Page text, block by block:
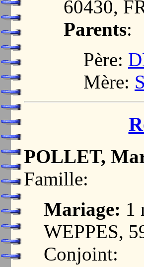
60430,
Parents:
Père:
Mère:
POLLET,
Famille:
Mariage: 1
WEPPES,
Conjoint: